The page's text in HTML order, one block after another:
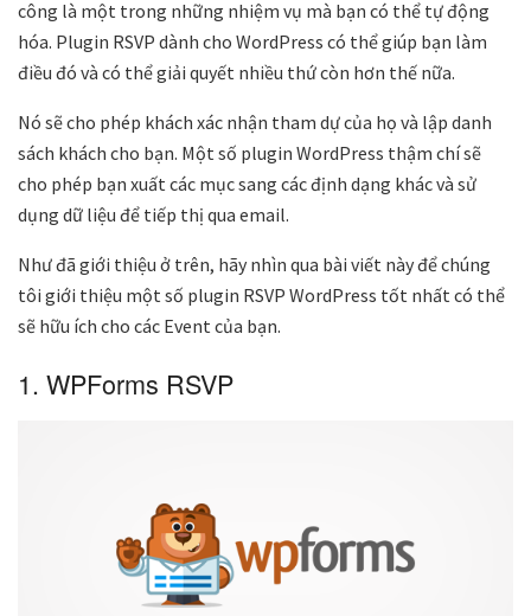
công là một trong những nhiệm vụ mà bạn có thể tự động
hóa. Plugin RSVP dành cho WordPress có thể giúp bạn làm
điều đó và có thể giải quyết nhiều thứ còn hơn thế nữa.
Nó sẽ cho phép khách xác nhận tham dự của họ và lập danh
sách khách cho bạn. Một số plugin WordPress thậm chí sẽ
cho phép bạn xuất các mục sang các định dạng khác và sử
dụng dữ liệu để tiếp thị qua email.
Như đã giới thiệu ở trên, hãy nhìn qua bài viết này để chúng
tôi giới thiệu một số plugin RSVP WordPress tốt nhất có thể
sẽ hữu ích cho các Event của bạn.
1. WPForms RSVP